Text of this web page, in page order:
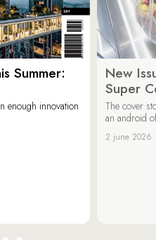
Summer:
enough innovation
New
Super
The cover
an android
2 june 2026